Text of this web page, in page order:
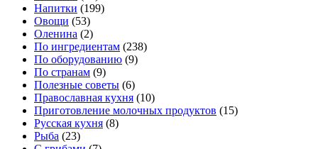
Напитки (199)
Овощи (53)
Оленина (2)
По ингредиентам (238)
По оборудованию (9)
По странам (9)
Полезные советы (6)
Православная кухня (10)
Приготовление молочных продуктов (15)
Русская кухня (8)
Рыба (23)